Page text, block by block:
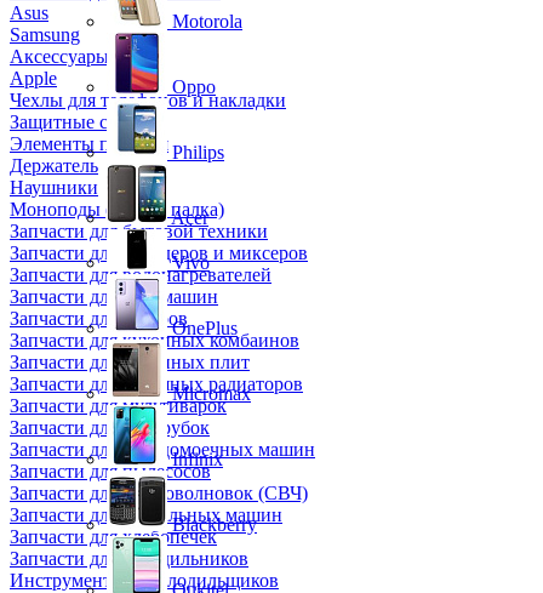
Asus
Samsung
Аксессуары
Apple
Чехлы для телефонов и накладки
Защитные стекла
Элементы питания
Держатель
Наушники
Моноподы (Селфи палка)
Запчасти для бытовой техники
Запчасти для блендеров и миксеров
Запчасти для водонагревателей
Запчасти для кофемашин
Запчасти для кулеров
Запчасти для кухонных комбаинов
Запчасти для кухонных плит
Запчасти для масляных радиаторов
Запчасти для мультиварок
Запчасти для мясорубок
Запчасти для посудомоечных машин
Запчасти для пылесосов
Запчасти для микроволновок (СВЧ)
Запчасти для стиральных машин
Запчасти для хлебопечек
Запчасти для холодильников
Инструмент для холодильщиков
Motorola
Oppo
Philips
Acer
Vivo
OnePlus
Micromax
Infinix
Blackberry